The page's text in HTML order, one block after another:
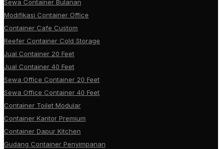
Sewa Container Bulanan
Modifikasi Container Office
Container Cafe Custom
Reefer Container Cold Storage
Jual Container 20 Feet
Jual Container 40 Feet
Sewa Office Container 20 Feet
Sewa Office Container 40 Feet
Container Toilet Modular
Container Kantor Premium
Container Dapur Kitchen
Gudang Container Penyimpanan